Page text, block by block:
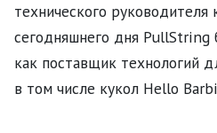
технического руководителя
сегодняшнего дня PullString
как поставщик технологий
в том числе кукол Hello